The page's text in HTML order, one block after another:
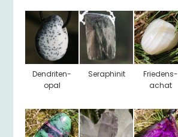
Dendriten-
opal
Seraphinit
Friedens-
achat